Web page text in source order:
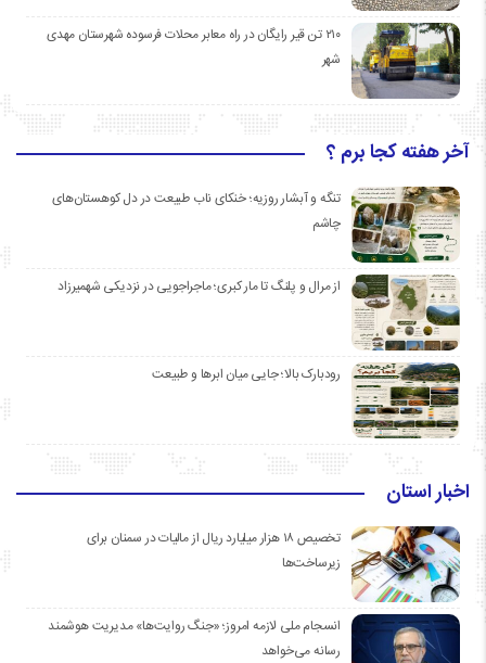
۲۱۰ تن قیر رایگان در راه معابر محلات فرسوده شهرستان مهدی
شهر
آخر هفته کجا برم ؟
تنگه و آبشار روزیه؛ خنکای ناب طبیعت در دل کوهستان‌های
چاشم
از مرال و پلنگ تا مار کبری؛ ماجراجویی در نزدیکی شهمیرزاد
رودبارک بالا؛ جایی میان ابرها و طبیعت
اخبار استان
تخصیص ۱۸ هزار میلیارد ریال از مالیات در سمنان برای
زیرساخت‌ها
انسجام ملی لازمه امروز؛ «جنگ روایت‌ها» مدیریت هوشمند
رسانه می‌خواهد